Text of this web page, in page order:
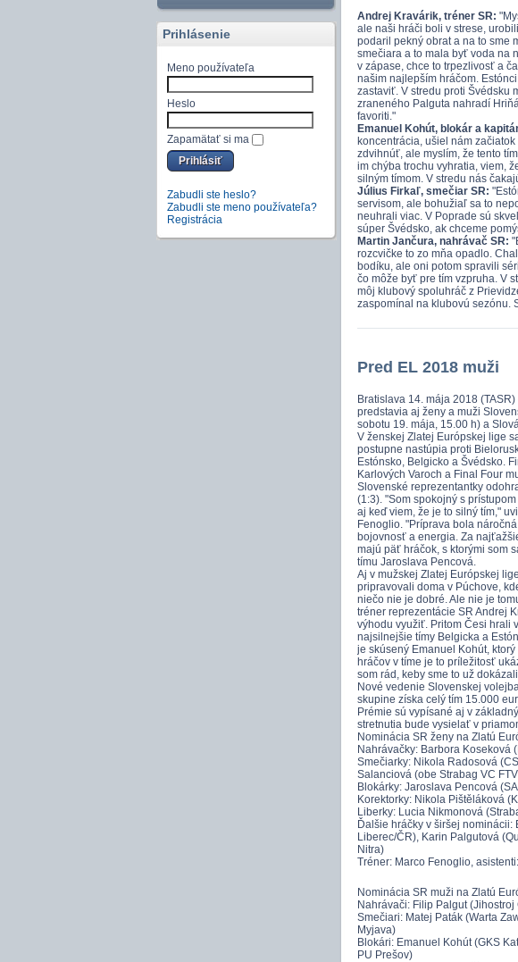
Prihlásenie
Meno používateľa
Heslo
Zapamätať si ma
Zabudli ste heslo?
Zabudli ste meno používateľa?
Registrácia
Andrej Kravárik, tréner SR:
ale naši hráči boli v strese,
podaril pekný obrat a na to sme
smečiara a to mala byť voda na
v zápase, chce to trpezlivosť a
našim najlepším hráčom.
zastaviť. V stredu proti Švédsku
zraneného Palguta nahradí
favoriti."
Emanuel Kohút, blokár a
koncentrácia, ušiel nám
zdvihnúť, ale myslím, že tento
im chýba trochu vyhratia, viem,
silným tímom. V stredu nás
Július Firkaľ, smečiar SR:
servisom, ale bohužiaľ sa to
neuhrali viac. V Poprade sú
súper Švédsko, ak chceme
Martin Jančura, nahrávač SR:
rozcvičke to zo mňa opadlo.
bodíku, ale oni potom spravili
čo môže byť pre tím vzpruha. V
môj klubový spoluhráč z
zaspomínal na klubovú sezónu.
Pred EL 2018 muži
Bratislava 14. mája 2018
predstavia aj ženy a muži
sobotu 19. mája, 15.00 h) a
V ženskej Zlatej Európskej lige
postupne nastúpia proti
Estónsko, Belgicko a Švédsko.
Karlových Varoch a Final Four
Slovenské reprezentantky
(1:3). "Som spokojný s
aj keď viem, že je to silný tím,"
Fenoglio. "Príprava bola
bojovnosť a energia. Za
majú päť hráčok, s ktorými som
tímu Jaroslava Pencová.
Aj v mužskej Zlatej Európskej
pripravovali doma v Púchove,
niečo nie je dobré. Ale nie je
tréner reprezentácie SR Andrej
výhodu využiť. Pritom Česi hrali
najsilnejšie tímy Belgicka a
je skúsený Emanuel Kohút,
hráčov v tíme je to príležitosť
som rád, keby sme to už
Nové vedenie Slovenskej
skupine získa celý tím 15.000
Prémie sú vypísané aj v
stretnutia bude vysielať v
Nominácia SR ženy na Zlatú
Nahrávačky: Barbora Koseková
Smečiarky: Nikola Radosová
Salanciová (obe Strabag VC
Blokárky: Jaroslava Pencová
Korektorky: Nikola Pištěláková
Liberky: Lucia Nikmonová
Ďalšie hráčky v širšej
Liberec/ČR), Karin Palgutová
Nitra)
Tréner: Marco Fenoglio,
Nominácia SR muži na Zlatú
Nahrávači: Filip Palgut
Smečiari: Matej Paták (Warta
Myjava)
Blokári: Emanuel Kohút (GKS
PU Prešov)